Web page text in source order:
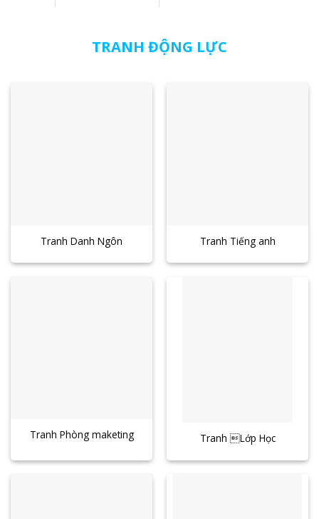
TRANH ĐỘNG LỰC
Tranh Danh Ngôn Tranh Tiếng anh
Tranh Phòng maketing Tranh Lớp Học